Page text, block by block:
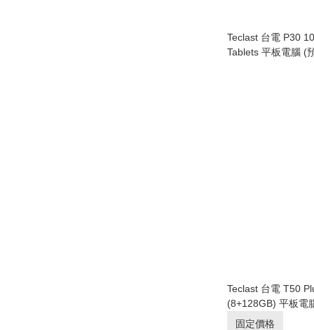
Teclast 台電 P30
Tablets 平板電腦 (
Teclast 台電 T50
(8+128GB) 平板電腦 2026版 (預
品)固定價格